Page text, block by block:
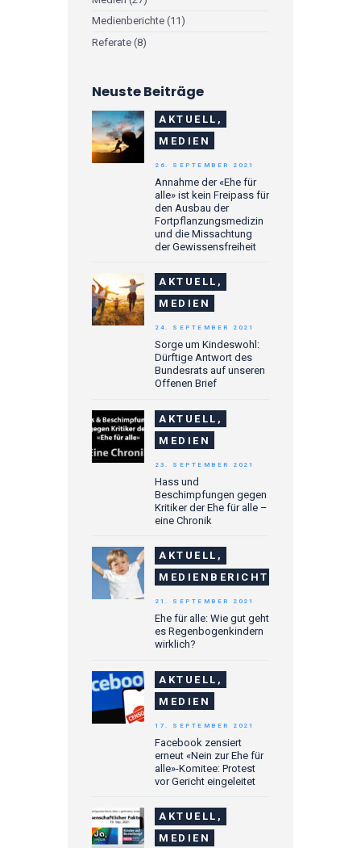
Medienberichte (11)
Referate (8)
Neuste Beiträge
AKTUELL,
MEDIEN
Annahme der «Ehe für
alle» ist kein Freipass für
den Ausbau der
Fortpflanzungsmedizin
und die Missachtung
der Gewissensfreiheit
26. SEPTEMBER 2021
AKTUELL,
MEDIEN
Sorge um Kindeswohl:
Dürftige Antwort des
Bundesrats auf unseren
Offenen Brief
24. SEPTEMBER 2021
AKTUELL,
MEDIEN
Hass und
Beschimpfungen gegen
Kritiker der Ehe für alle –
eine Chronik
23. SEPTEMBER 2021
AKTUELL,
MEDIENBERICHTE
Ehe für alle: Wie gut geht
es Regenbogenkindern
wirklich?
21. SEPTEMBER 2021
AKTUELL,
MEDIEN
Facebook zensiert
erneut «Nein zur Ehe für
alle»-Komitee: Protest
vor Gericht eingeleitet
17. SEPTEMBER 2021
AKTUELL,
MEDIEN